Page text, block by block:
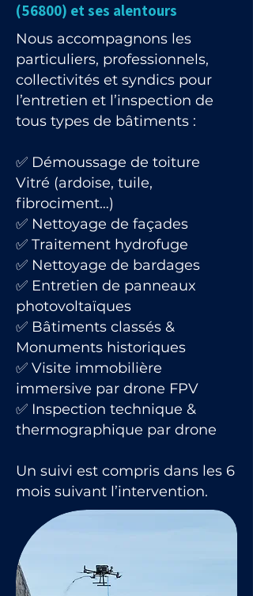
(56800) et ses alentours
Nous accompagnons les
particuliers, professionnels,
collectivités et syndics pour
l’entretien et l’inspection de
tous types de bâtiments :
✅ Démoussage de toiture
Vitré (ardoise, tuile,
fibrociment…)
✅ Nettoyage de façades
✅ Traitement hydrofuge
✅ Nettoyage de bardages
✅ Entretien de panneaux
photovoltaïques
✅ Bâtiments classés &
Monuments historiques
✅ Visite immobilière
immersive par drone FPV
✅ Inspection technique &
thermographique par drone
Un suivi est compris dans les 6
mois suivant l’intervention.